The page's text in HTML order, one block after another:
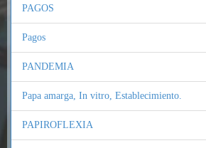
PAGOS
Pagos
PANDEMIA
Papa amarga, In vitro, Establecimiento.
PAPIROFLEXIA